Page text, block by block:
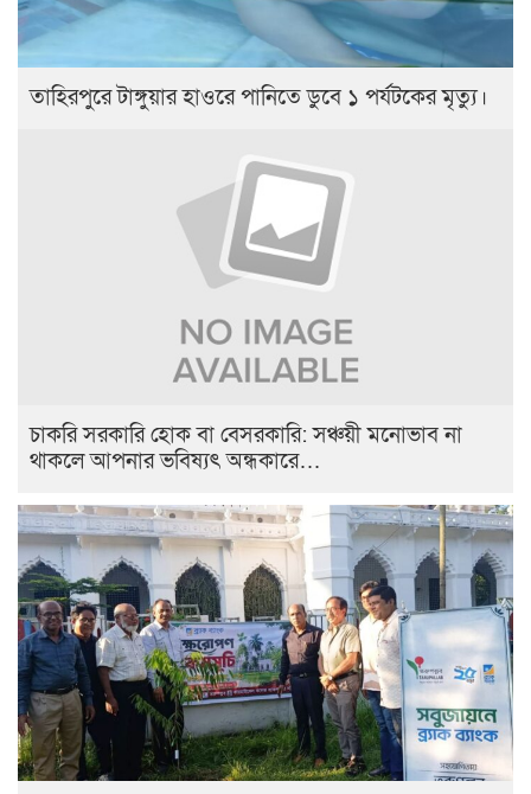
তাহিরপুরে টাঙ্গুয়ার হাওরে পানিতে ডুবে ১ পর্যটকের মৃত্যু।
চাকরি সরকারি হোক বা বেসরকারি: সঞ্চয়ী মনোভাব না
থাকলে আপনার ভবিষ্যৎ অন্ধকারে…